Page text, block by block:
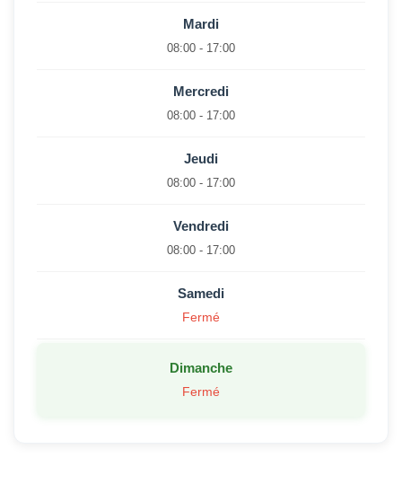
Mardi
08:00 - 17:00
Mercredi
08:00 - 17:00
Jeudi
08:00 - 17:00
Vendredi
08:00 - 17:00
Samedi
Fermé
Dimanche
Fermé